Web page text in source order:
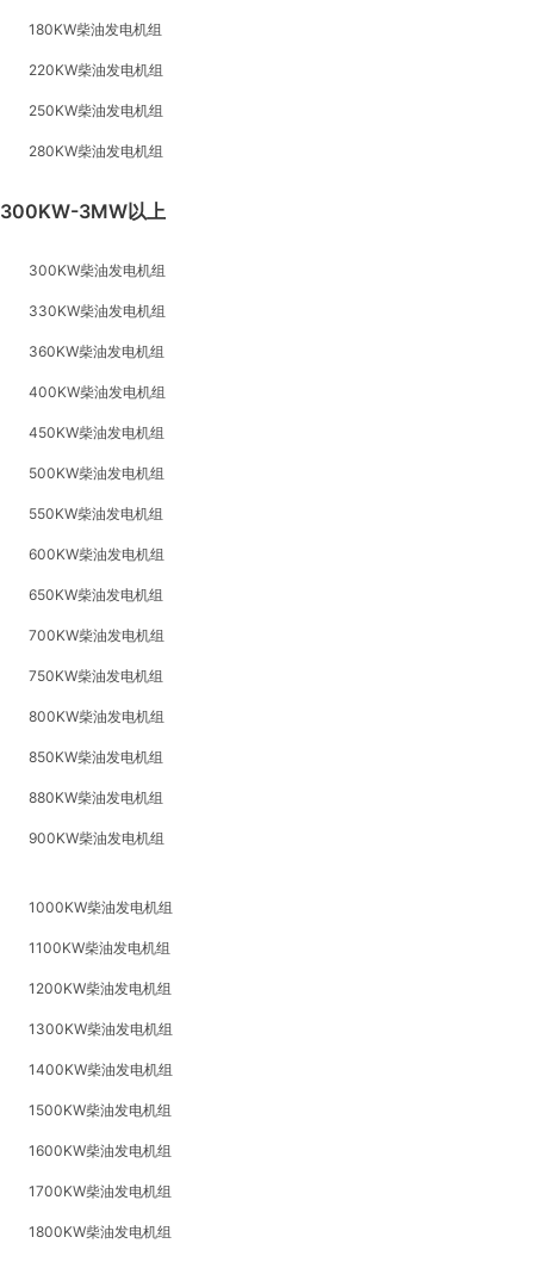
180KW柴油发电机组
220KW柴油发电机组
250KW柴油发电机组
280KW柴油发电机组
300KW-3MW以上
300KW柴油发电机组
330KW柴油发电机组
360KW柴油发电机组
400KW柴油发电机组
450KW柴油发电机组
500KW柴油发电机组
550KW柴油发电机组
600KW柴油发电机组
650KW柴油发电机组
700KW柴油发电机组
750KW柴油发电机组
800KW柴油发电机组
850KW柴油发电机组
880KW柴油发电机组
900KW柴油发电机组
1000KW柴油发电机组
1100KW柴油发电机组
1200KW柴油发电机组
1300KW柴油发电机组
1400KW柴油发电机组
1500KW柴油发电机组
1600KW柴油发电机组
1700KW柴油发电机组
1800KW柴油发电机组